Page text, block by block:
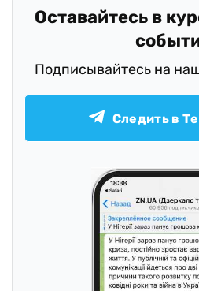
Оставайтесь в
Подписывайтесь на
Следить в